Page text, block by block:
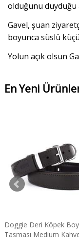
olduğunu duyduğu
Gavel, şuan
boyunca süslü
Yolun açık olsun
En Yeni
Doggie Deri Köpek
Tasması Medium